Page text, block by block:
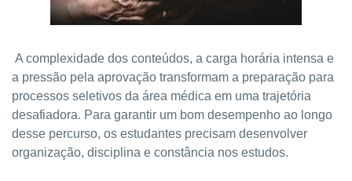
A complexidade dos conteúdos, a carga horária intensa e
a pressão pela aprovação transformam a preparação para
processos seletivos da área médica em uma trajetória
desafiadora. Para garantir um bom desempenho ao longo
desse percurso, os estudantes precisam desenvolver
organização, disciplina e constância nos estudos.